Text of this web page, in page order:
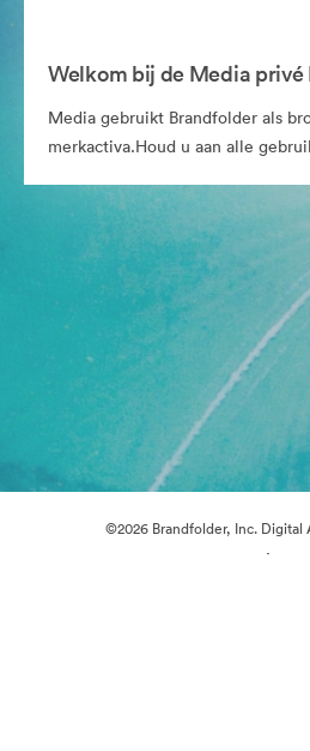
Welkom bij de Media privé
Media gebruikt Brandfolder als
merkactiva.Houd u aan alle
©2026 Brandfolder, Inc. Digital
·